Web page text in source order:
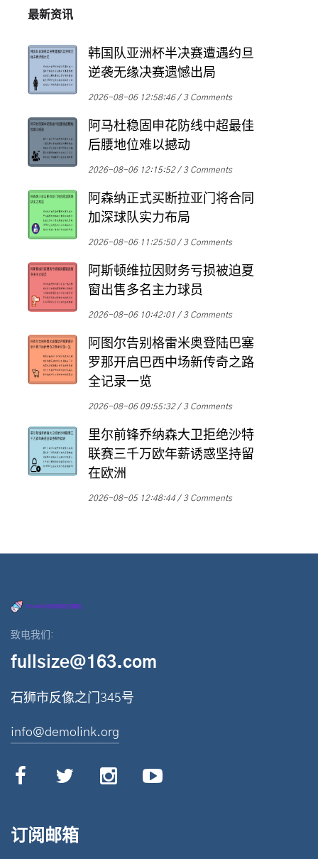
最新资讯
韩国队亚洲杯半决赛遭遇约旦
逆袭无缘决赛遗憾出局
2026-08-06 12:58:46 3 Comments
阿马杜稳固申花防线中超最佳
后腰地位难以撼动
2026-08-06 12:15:52 3 Comments
阿森纳正式买断拉亚门将合同
加深球队实力布局
2026-08-06 11:25:50 3 Comments
阿斯顿维拉因财务亏损被迫夏
窗出售多名主力球员
2026-08-06 10:42:01 3 Comments
阿图尔告别格雷米奥登陆巴塞
罗那开启巴西中场新传奇之路
全记录一览
2026-08-06 09:55:32 3 Comments
里尔前锋乔纳森大卫拒绝沙特
联赛三千万欧年薪诱惑坚持留
在欧洲
2026-08-05 12:48:44 3 Comments
致电我们:
fullsize@163.com
石狮市反像之门345号
info@demolink.org
订阅邮箱